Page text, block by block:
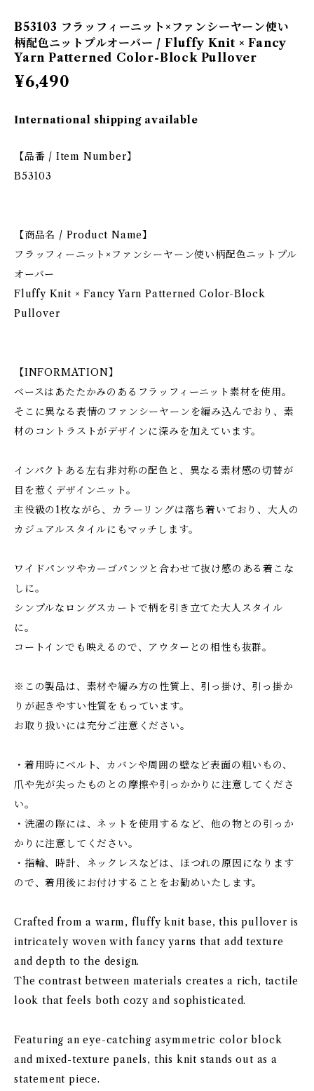
B53103 フラッフィーニット×ファンシーヤーン使い
柄配色ニットプルオーバー / Fluffy Knit × Fancy
Yarn Patterned Color-Block Pullover
¥6,490
International shipping available
【品番 / Item Number】
B53103
【商品名 / Product Name】
フラッフィーニット×ファンシーヤーン使い柄配色ニットプル
オーバー
Fluffy Knit × Fancy Yarn Patterned Color-Block
Pullover
【INFORMATION】
ベースはあたたかみのあるフラッフィーニット素材を使用。
そこに異なる表情のファンシーヤーンを編み込んでおり、素
材のコントラストがデザインに深みを加えています。
インパクトある左右非対称の配色と、異なる素材感の切替が
目を惹くデザインニット。
主役級の1枚ながら、カラーリングは落ち着いており、大人の
カジュアルスタイルにもマッチします。
ワイドパンツやカーゴパンツと合わせて抜け感のある着こな
しに。
シンプルなロングスカートで柄を引き立てた大人スタイル
に。
コートインでも映えるので、アウターとの相性も抜群。
※この製品は、素材や編み方の性質上、引っ掛け、引っ掛か
りが起きやすい性質をもっています。
お取り扱いには充分ご注意ください。
・着用時にベルト、カバンや周囲の壁など表面の粗いもの、
爪や先が尖ったものとの摩擦や引っかかりに注意してくださ
い。
・洗濯の際には、ネットを使用するなど、他の物との引っか
かりに注意してください。
・指輪、時計、ネックレスなどは、ほつれの原因になります
ので、着用後にお付けすることをお勧めいたします。
Crafted from a warm, fluffy knit base, this pullover is
intricately woven with fancy yarns that add texture
and depth to the design.
The contrast between materials creates a rich, tactile
look that feels both cozy and sophisticated.
Featuring an eye-catching asymmetric color block
and mixed-texture panels, this knit stands out as a
statement piece.